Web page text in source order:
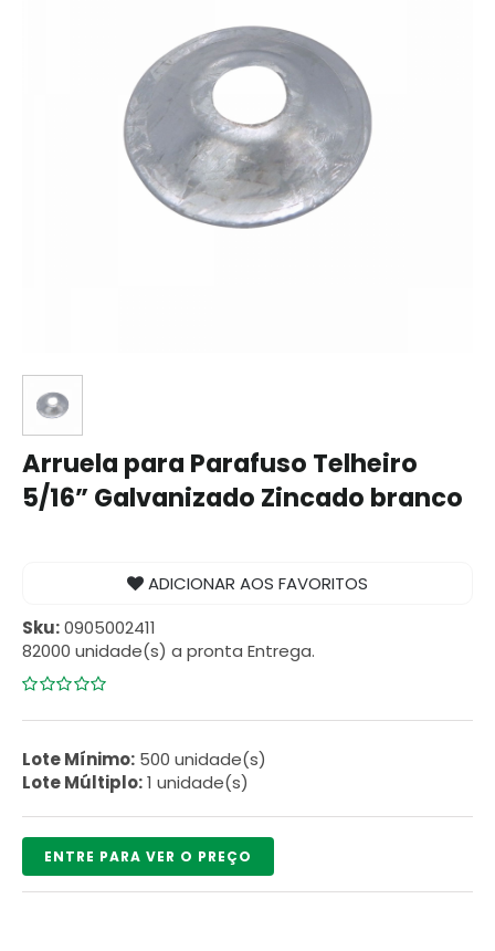
Arruela para Parafuso Telheiro
5/16” Galvanizado Zincado branco
ADICIONAR AOS FAVORITOS
Sku:0905002411
82000 unidade(s) a pronta Entrega.
de
reviews
Lote Mínimo: 500 unidade(s)
Lote Múltiplo:1 unidade(s)
ENTRE PARA VER O PREÇO